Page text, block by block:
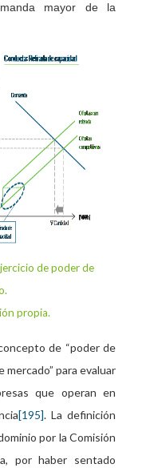
mayor de la
de poder de
propia.
de “poder de
mercado” para evaluar
que operan en
[195]. La definición
por la Comisión
por haber sentado